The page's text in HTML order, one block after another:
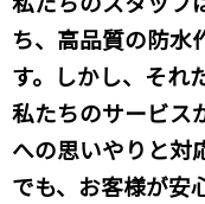
ち、高品質の防水
す。しかし、それ
私たちのサービス
への思いやりと対
でも、お客様が安